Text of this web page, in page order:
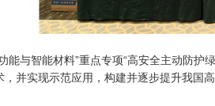
能与智能材料”重点专项“高安全主动防
并实现示范应用，构建并逐步提升我国